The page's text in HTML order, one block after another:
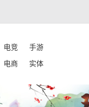
电竞 手游
电商 实体